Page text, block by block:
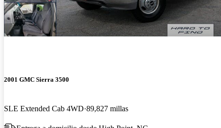
2001 GMC Sierra 3500
SLE Extended Cab 4WD 89,827 millas